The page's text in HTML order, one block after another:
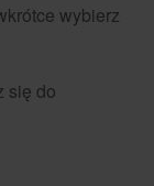
wybierz
się do